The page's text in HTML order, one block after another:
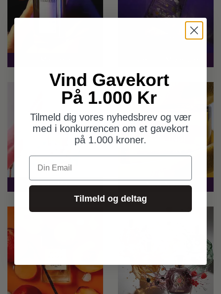
Maison Matine New Notes
Vind Gavekort
På 1.000 Kr
Tilmeld dig vores nyhedsbrev og vær
med i konkurrencen om et gavekort
på 1.000 kroner.
Din Email
Tilmeld og deltag